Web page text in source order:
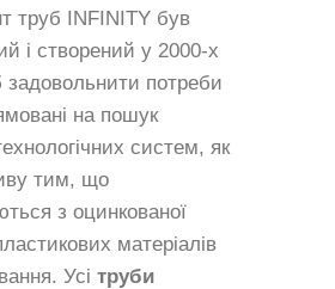
труб INFINITY був
і створений у 2000-х
потреби
на пошук
систем, як
тим, що
з оцинкованої
матеріалів
Усі труби